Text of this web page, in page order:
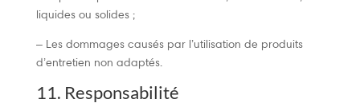
liquides ou solides ;
– Les dommages causés par l’utilisation de produits
d’entretien non adaptés.
11. Responsabilité